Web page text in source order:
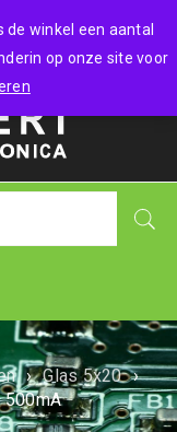
de winkel een aantal
op onze site voor
0 items - €0,00
› Glas 5x20 ›